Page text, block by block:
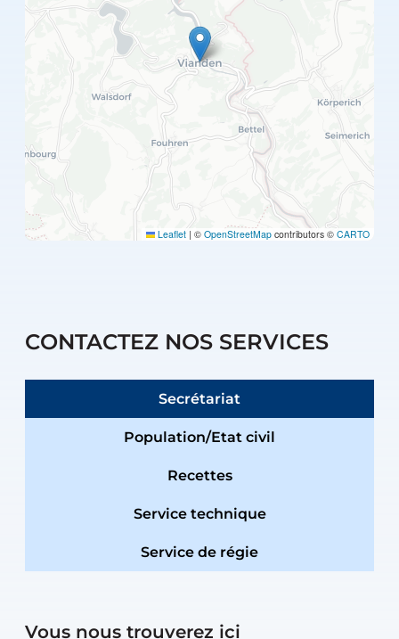
Leaflet | © OpenStreetMap contributors © CARTO
CONTACTEZ NOS SERVICES
Secrétariat
Population/Etat civil
Recettes
Service technique
Service de régie
Vous nous trouverez ici